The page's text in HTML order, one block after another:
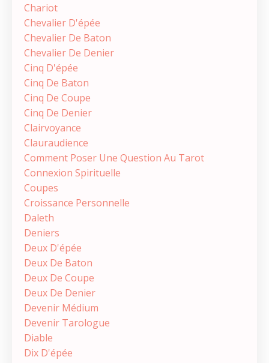
Chariot
Chevalier D'épée
Chevalier De Baton
Chevalier De Denier
Cinq D'épée
Cinq De Baton
Cinq De Coupe
Cinq De Denier
Clairvoyance
Clauraudience
Comment Poser Une Question Au Tarot
Connexion Spirituelle
Coupes
Croissance Personnelle
Daleth
Deniers
Deux D'épée
Deux De Baton
Deux De Coupe
Deux De Denier
Devenir Médium
Devenir Tarologue
Diable
Dix D'épée